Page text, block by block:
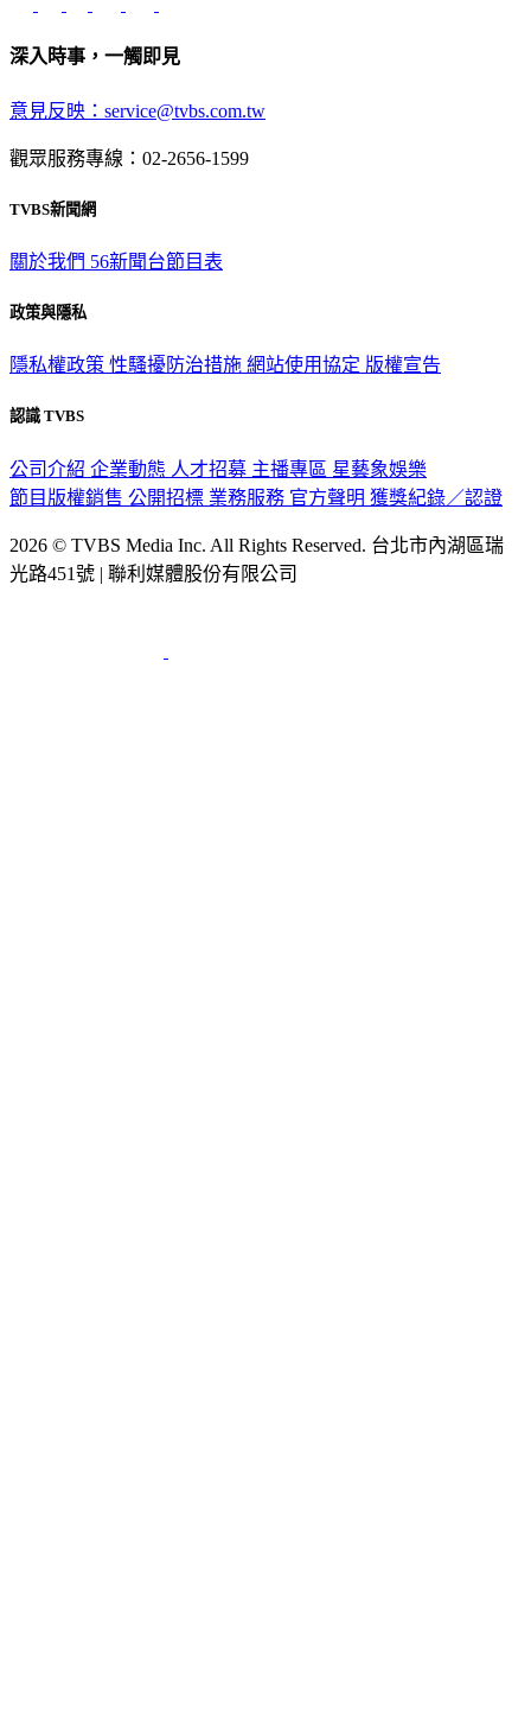
深入時事，一觸即見
意見反映：service@tvbs.com.tw
觀眾服務專線：02-2656-1599
TVBS新聞網
關於我們 56新聞台節目表
政策與隱私
隱私權政策 性騷擾防治措施 網站使用協定 版權宣告
認識 TVBS
公司介紹 企業動態 人才招募 主播專區 星藝象娛樂
節目版權銷售 公開招標 業務服務 官方聲明 獲獎紀錄／認證
2026 © TVBS Media Inc. All Rights Reserved. 台北市內湖區瑞
光路451號 | 聯利媒體股份有限公司